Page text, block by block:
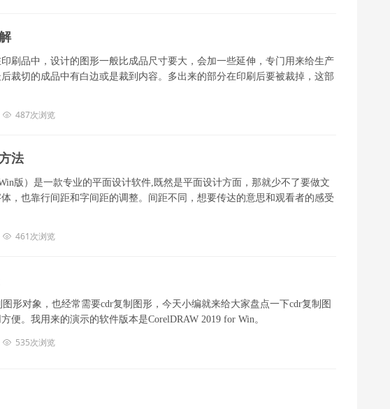
刷品中，设计的图形一般比成品尺寸要大，会加一些延伸，专门用来给生产
裁切的成品中有白边或是裁到内容。多出来的部分在印刷后要被裁掉，这部
487次浏览
法
版）是一款专业的平面设计软件,既然是平面设计方面，那就少不了要做文
，也靠行间距和字间距的调整。间距不同，想要传达的意思和观看者的感受
461次浏览
形对象，也经常需要cdr复制图形，今天小编就来给大家盘点一下cdr复制图
便。我用来的演示的软件版本是CorelDRAW 2019 for Win。
535次浏览